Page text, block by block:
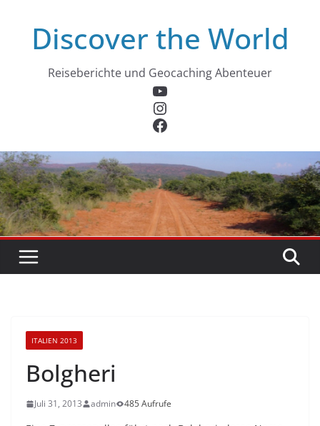
springenDiscover the World
Reiseberichte und Geocaching Abenteuer
YouTube
Instagram
Facebook
ITALIEN 2013
Bolgheri
Juli 31, 2013 admin 485 Aufrufe